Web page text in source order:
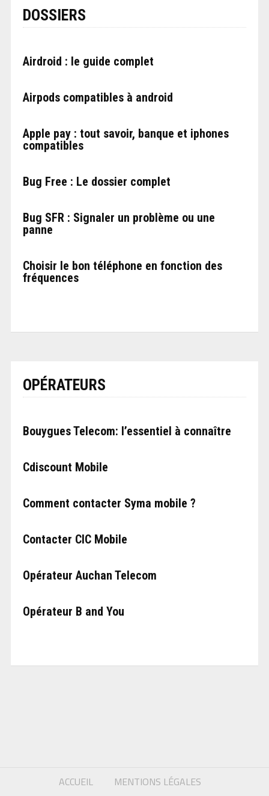
DOSSIERS
Airdroid : le guide complet
Airpods compatibles à android
Apple pay : tout savoir, banque et iphones
compatibles
Bug Free : Le dossier complet
Bug SFR : Signaler un problème ou une
panne
Choisir le bon téléphone en fonction des
fréquences
OPÉRATEURS
Bouygues Telecom: l’essentiel à connaître
Cdiscount Mobile
Comment contacter Syma mobile ?
Contacter CIC Mobile
Opérateur Auchan Telecom
Opérateur B and You
ACCUEIL
MENTIONS LÉGALES